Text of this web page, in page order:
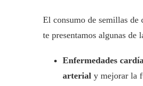
El consumo de semillas de
te presentamos algunas de
Enfermedades
arterial y mejorar la